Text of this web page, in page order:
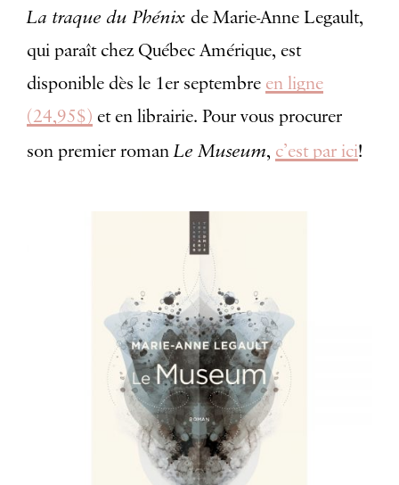
La traque du Phénix de Marie-Anne Legault,
qui paraît chez Québec Amérique, est
disponible dès le 1er septembre en ligne
(24,95$) et en librairie. Pour vous procurer
son premier romanLe Museum, c’est par ici!